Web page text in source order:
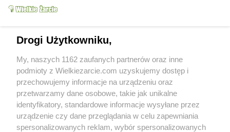
Drogi Użytkowniku,
My, naszych 1162 zaufanych partnerów oraz inne
podmioty z Wielkiezarcie.com uzyskujemy dostęp i
przechowujemy informacje na urządzeniu oraz
przetwarzamy dane osobowe, takie jak unikalne
identyfikatory, standardowe informacje wysyłane przez
urządzenie czy dane przeglądania w celu zapewniania
spersonalizowanych reklam, wybór spersonalizowanych